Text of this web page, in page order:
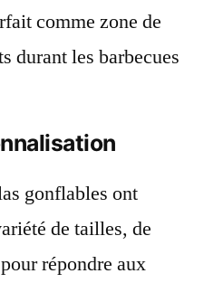
comme zone de
durant les barbecues
gonflables ont
de tailles, de
répondre aux